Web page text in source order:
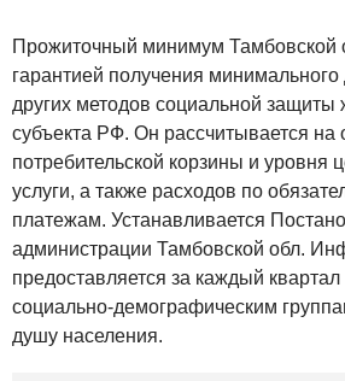
Прожиточный минимум Тамбовской
гарантией получения
других методов социальной защиты
субъекта РФ. Он рассчитывается на
потребительской корзины и уровня
услуги, а также расходов по
платежам. Устанавливается
администрации Тамбовской обл.
предоставляется за каждый
социально-демографическим
душу населения.